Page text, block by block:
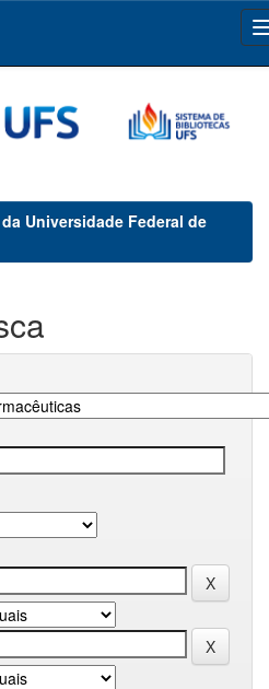
Universidade Federal de